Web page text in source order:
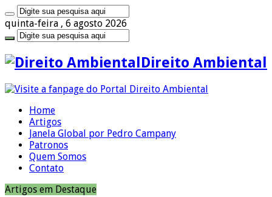
quinta-feira , 6 agosto 2026
Direito Ambiental
Home
Artigos
Janela Global por Pedro Campany
Patronos
Quem Somos
Contato
Artigos em Destaque